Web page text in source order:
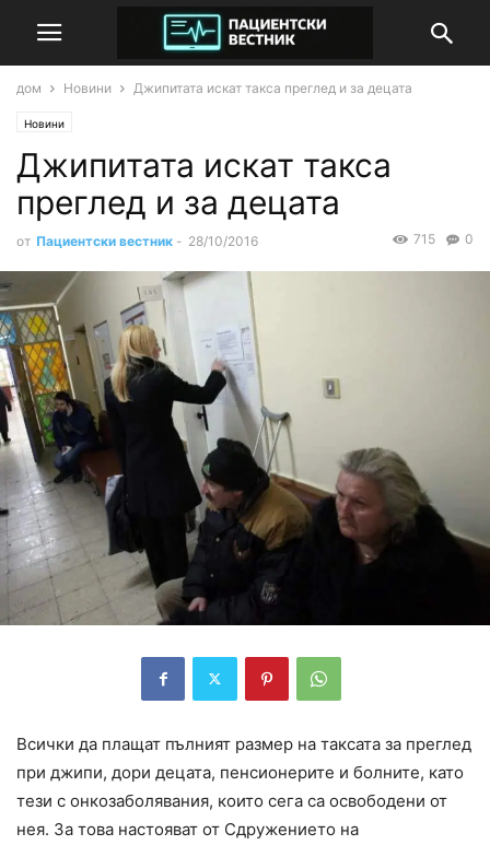
дом Новини Джипитата искат такса преглед и за децата
Новини
Джипитата искат такса
преглед и за децата
от Пациентски вестник - 28/10/2016 0
715
Всички да плащат пълният размер на таксата за преглед
при джипи, дори децата, пенсионерите и болните, като
тези с онкозаболявания, които сега са освободени от
нея. За това настояват от Сдружението на